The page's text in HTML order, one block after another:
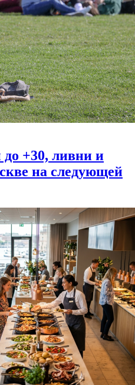
+30, ливни и
на следующей